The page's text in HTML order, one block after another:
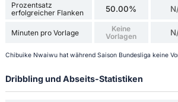
Prozentsatz
erfolgreicher Flanken
50.00%
Minuten pro Vorlage
Keine
Vorlagen
Chibuike Nwaiwu hat während Saison Bundesliga keine
Dribbling und Abseits-Statistiken